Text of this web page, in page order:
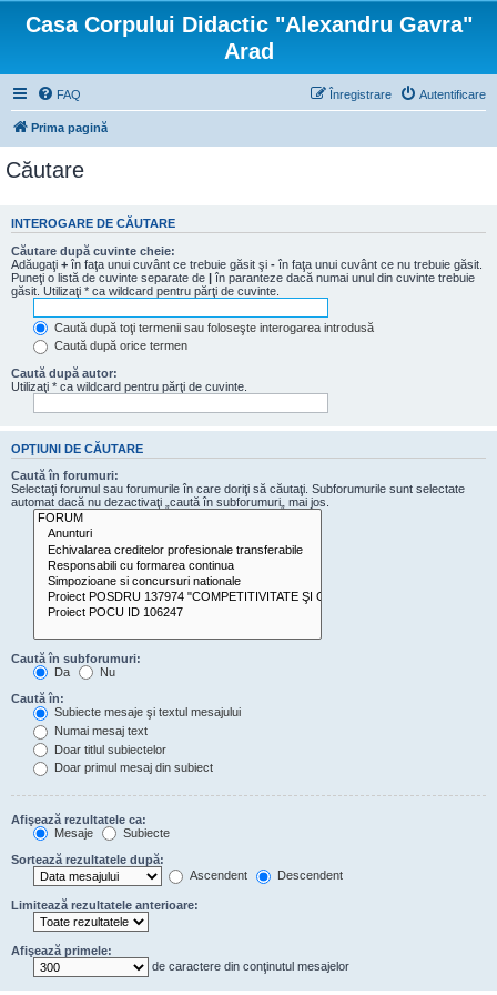
Casa Corpului Didactic "Alexandru Gavra"
Arad
FAQ Autentificare
Înregistrare
Prima pagină
Căutare
INTEROGARE DE CĂUTARE
Căutare după cuvinte cheie:
Adăugaţi + în faţa unui cuvânt ce trebuie găsit şi - în faţa unui cuvânt ce nu trebuie găsit.
Puneţi o listă de cuvinte separate de | în paranteze dacă numai unul din cuvinte trebuie
găsit. Utilizaţi * ca wildcard pentru părţi de cuvinte.
Caută după toţi termenii sau foloseşte interogarea introdusă
Caută după orice termen
Caută după autor:
Utilizaţi * ca wildcard pentru părţi de cuvinte.
OPŢIUNI DE CĂUTARE
Caută în forumuri:
Selectaţi forumul sau forumurile în care doriţi să căutaţi. Subforumurile sunt selectate
automat dacă nu dezactivaţi „caută în subforumuri„ mai jos.
Caută în subforumuri:
Da
Nu
Caută în:
Subiecte mesaje şi textul mesajului
Numai mesaj text
Doar titlul subiectelor
Doar primul mesaj din subiect
Afişează rezultatele ca:
Mesaje
Subiecte
Sortează rezultatele după:
Ascendent
Descendent
Limitează rezultatele anterioare:
Afişează primele:
de caractere din conţinutul mesajelor